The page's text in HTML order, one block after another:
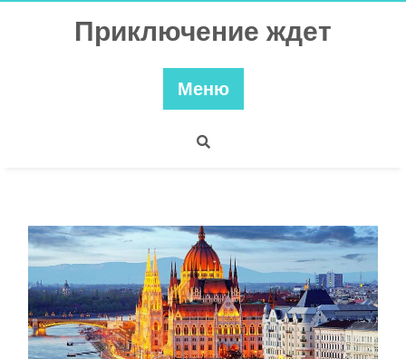
Приключение ждет
Меню